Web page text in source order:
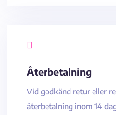

Återbetalning
Vid godkänd retur eller
återbetalning inom 14